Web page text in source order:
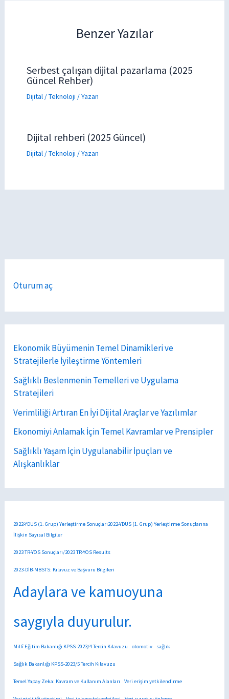
Benzer Yazılar
Serbest çalışan dijital pazarlama (2025
Güncel Rehber)
Dijital / Teknoloji / Yazan
Dijital rehberi (2025 Güncel)
Dijital / Teknoloji / Yazan
Oturum aç
Ekonomik Büyümenin Temel Dinamikleri ve
Stratejilerle İyileştirme Yöntemleri
Sağlıklı Beslenmenin Temelleri ve Uygulama
Stratejileri
Verimliliği Artıran En İyi Dijital Araçlar ve Yazılımlar
Ekonomiyi Anlamak İçin Temel Kavramlar ve Prensipler
Sağlıklı Yaşam İçin Uygulanabilir İpuçları ve
Alışkanlıklar
2022-YDUS (1. Grup) Yerleştirme Sonuçları2022-YDUS (1. Grup) Yerleştirme Sonuçlarına
İlişkin Sayısal Bilgiler
2023 TR-YÖS Sonuçları/2023 TR-YÖS Results
2023-DİB-MBSTS: Kılavuz ve Başvuru Bilgileri
Adaylara ve kamuoyuna
saygıyla duyurulur.
Millî Eğitim Bakanlığı KPSS-2023/4 Tercih Kılavuzu otomotiv sağlık
Sağlık Bakanlığı KPSS-2023/5 Tercih Kılavuzu
Temel Yapay Zeka: Kavram ve Kullanım Alanları Veri erişim yetkilendirme